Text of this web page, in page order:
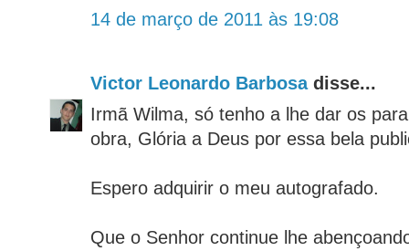
14 de março de 2011 às 19:08
Victor Leonardo Barbosadisse...
Irmã Wilma, só tenho a lhe dar os
obra, Glória a Deus por essa bela
Espero adquirir o meu autografado.
Que o Senhor continue lhe